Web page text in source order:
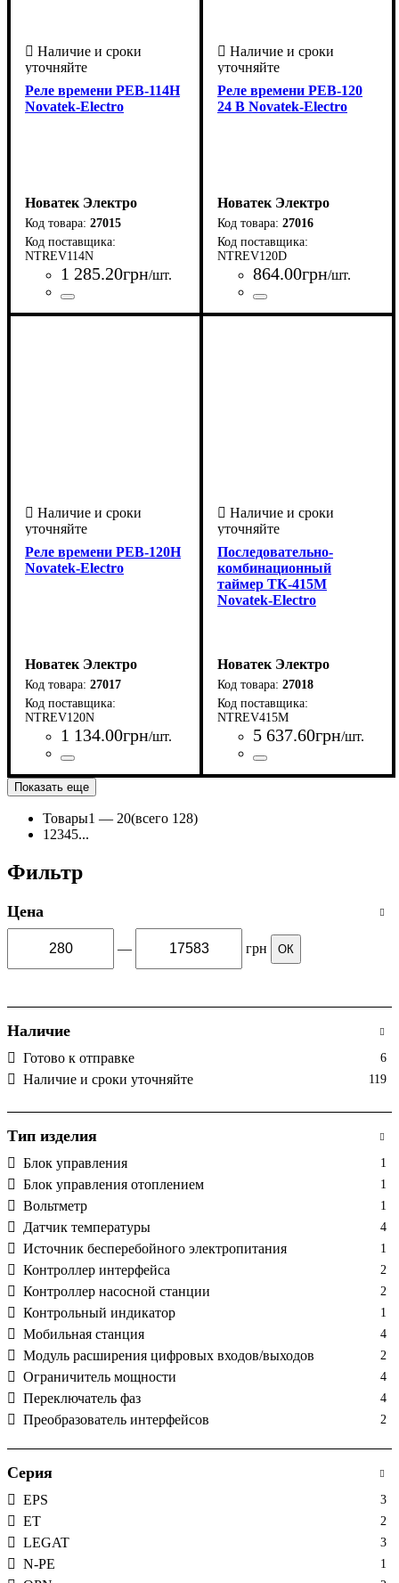
Реле времени РЕВ-114Н
Novatek-Electro
Новатек Электро
27015
NTREV114N
1 285.20грн/шт.
Реле времени РЕВ-120
24 В Novatek-Electro
Новатек Электро
27016
NTREV120D
864.00грн/шт.
Реле времени РЕВ-120Н
Novatek-Electro
Новатек Электро
27017
NTREV120N
1 134.00грн/шт.
Украина
Последовательно-
комбинационный
таймер ТК-415М
Novatek-Electro
Новатек Электро
27018
NTREV415M
5 637.60грн/шт.
Показать еще
Товары1 — 20(всего 128)
1 2345...
Фильтр
Цена
— грн ОК
Наличие
Готово к отправке 6
Наличие и сроки уточняйте 119
Тип изделия
Блок управления 1
Блок управления отоплением 1
Вольтметр 1
Датчик температуры 4
Источник бесперебойного электропитания 1
Контроллер интерфейса 2
Контроллер насосной станции 2
Контрольный индикатор 1
Мобильная станция 4
Модуль расширения цифровых входов/выходов 2
Ограничитель мощности 4
Переключатель фаз 4
Преобразователь интерфейсов 2
микропроцессорный
Регулятор реактивной мощности 1
Реле времени 8
Реле контроля последовательности и выпадения фаз 7
Реле контроля сгенерированной мощности 2
Серия
EPS 3
ET 2
LEGAT 3
N-PE 1